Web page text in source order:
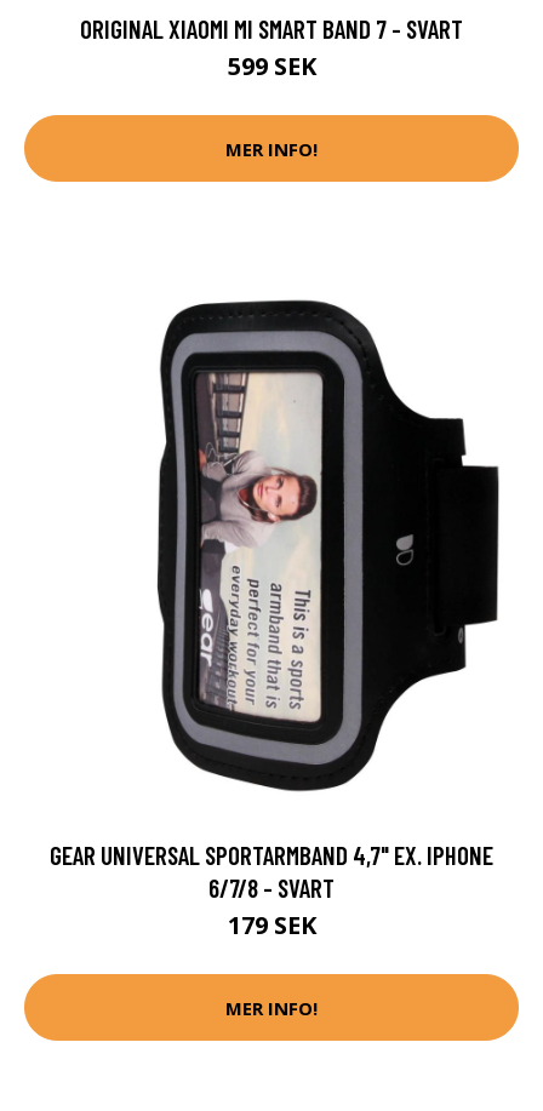
ORIGINAL XIAOMI MI SMART BAND 7 - SVART
599 SEK
MER INFO!
GEAR UNIVERSAL SPORTARMBAND 4,7" EX. IPHONE
6/7/8 - SVART
179 SEK
MER INFO!